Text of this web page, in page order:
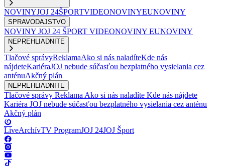
NOVINYJOJ 24ŠPORTVIDEONOVINYEUNOVINY
SPRAVODAJSTVO
NOVINY JOJ 24 ŠPORT VIDEONOVINY EUNOVINY
NEPREHLIADNITE
Tlačové správyReklamaAko si nás naladíteKde nás
nájdeteKariéraJOJ nebude súčasťou bezplatného vysielania cez
anténuAkčný plán
NEPREHLIADNITE
Tlačové správy Reklama Ako si nás naladíte Kde nás nájdete
Kariéra JOJ nebude súčasťou bezplatného vysielania cez anténu
Akčný plán
LiveArchívTV ProgramJOJ 24JOJ Šport